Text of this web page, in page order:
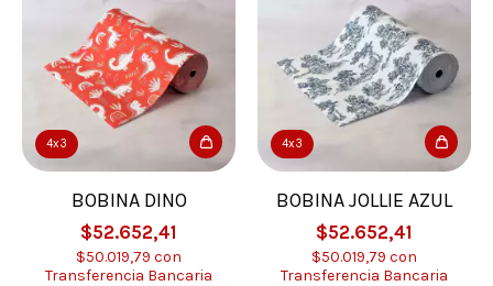
4x3
BOBINA DINO
$52.652,41
$50.019,79 con
Transferencia Bancaria
4x3
BOBINA JOLLIE AZUL
$52.652,41
$50.019,79 con
Transferencia Bancaria